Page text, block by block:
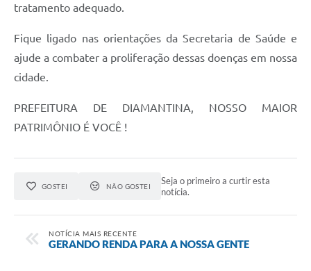
tratamento adequado.
Fique ligado nas orientações da Secretaria de Saúde e
ajude a combater a proliferação dessas doenças em nossa
cidade.
PREFEITURA DE DIAMANTINA, NOSSO MAIOR
PATRIMÔNIO É VOCÊ !
GOSTEI NÃO GOSTEI
Seja o primeiro a curtir esta
notícia.
NOTÍCIA MAIS RECENTE
GERANDO RENDA PARA A NOSSA GENTE